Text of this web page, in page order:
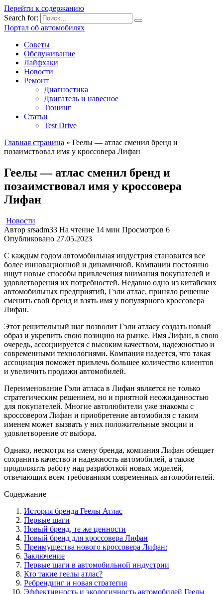
Перейти к содержанию
Search for:
Портал об автомобилях
Советы
Обслуживание
Лайфхаки
Новости
Ремонт
Диагностика
Двигатель и навесное
Тюнинг
Статьи
Test Drive
Главная страница » Геелы — атлас сменил бренд и
позаимствовал имя у кроссовера Лифан
Геелы — атлас сменил бренд и
позаимствовал имя у кроссовера
Лифан
Новости
Автор srsadm33 На чтение 14 мин Просмотров 6
Опубликовано 27.05.2023
С каждым годом автомобильная индустрия становится все
более инновационной и динамичной. Компании постоянно
ищут новые способы привлечения внимания покупателей и
удовлетворения их потребностей. Недавно одно из китайских
автомобильных предприятий, Гэли атлас, приняло решение
сменить свой бренд и взять имя у популярного кроссовера
Лифан.
Этот решительный шаг позволит Гэли атласу создать новый
образ и укрепить свою позицию на рынке. Имя Лифан, в свою
очередь, ассоциируется с высоким качеством, надежностью и
современными технологиями. Компания надеется, что такая
ассоциация поможет привлечь большее количество клиентов
и увеличить продажи автомобилей.
Переименование Гэли атласа в Лифан является не только
стратегическим решением, но и приятной неожиданностью
для покупателей. Многие автолюбители уже знакомы с
кроссовером Лифан и приобретение автомобиля с таким
именем может вызвать у них положительные эмоции и
удовлетворение от выбора.
Однако, несмотря на смену бренда, компания Лифан обещает
сохранить качество и надежность автомобилей, а также
продолжить работу над разработкой новых моделей,
отвечающих всем требованиям современных автолюбителей.
Содержание
История бренда Геелы Атлас
Первые шаги
Новый бренд, те же ценности
Новый бренд для кроссовера Лифан
Преимущества нового кроссовера Лифан:
Заключение
Первые шаги в автомобильной индустрии
Кто такие геелы атлас?
Ребрендинг и новая стратегия
Эффективность и экологичность автомобилей Геелы